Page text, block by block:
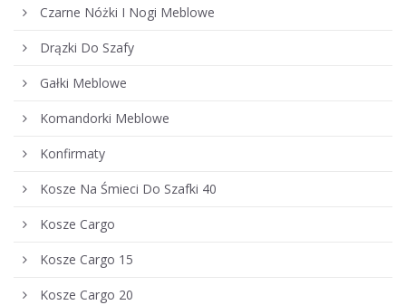
Czarne Nóżki I Nogi Meblowe
Drązki Do Szafy
Gałki Meblowe
Komandorki Meblowe
Konfirmaty
Kosze Na Śmieci Do Szafki 40
Kosze Cargo
Kosze Cargo 15
Kosze Cargo 20